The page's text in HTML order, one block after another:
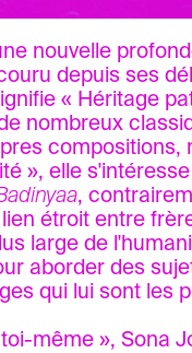
nouvelle
depuis ses
« Héritage
nombreux
compositions,
», elle
,
étroit entre
large de
aborder des
qui lui sont les
même », Sona